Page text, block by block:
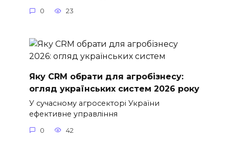
0 23
Яку CRM обрати для агробізнесу:
огляд українських систем 2026 року
У сучасному агросекторі України
ефективне управління
0 42